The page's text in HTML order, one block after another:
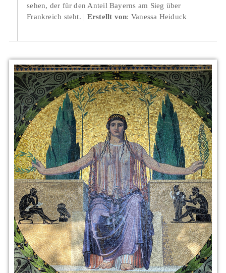
sehen, der für den Anteil Bayerns am Sieg über
Frankreich steht.
Erstellt von: Vanessa Heiduck